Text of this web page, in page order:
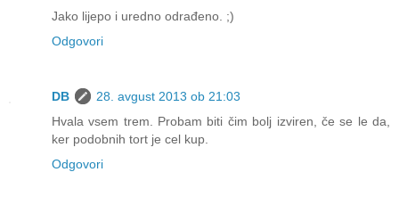
Jako lijepo i uredno odrađeno. ;)
Odgovori
DB
28. avgust 2013 ob 21:03
Hvala vsem trem. Probam biti čim bolj izviren, če se le da,
ker podobnih tort je cel kup.
Odgovori